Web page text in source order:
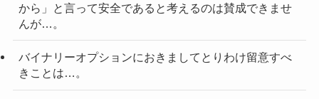
から」と言って安全であると考えるのは賛成できませ
んが…。
バイナリーオプションにおきましてとりわけ留意すべ
きことは…。